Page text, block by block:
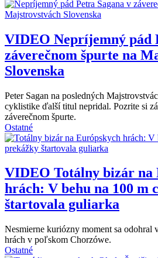
VIDEO Nepríjemný pád
záverečnom špurte na
Slovenska
Peter Sagan na posledných
cyklistike ďalší titul nepridal. Pozrite si
záverečnom špurte.
Ostatné
VIDEO Totálny bizár na
hrách: V behu na 100 m
štartovala guliarka
Nesmierne kuriózny moment sa odohral
hrách v poľskom Chorzówe.
Ostatné